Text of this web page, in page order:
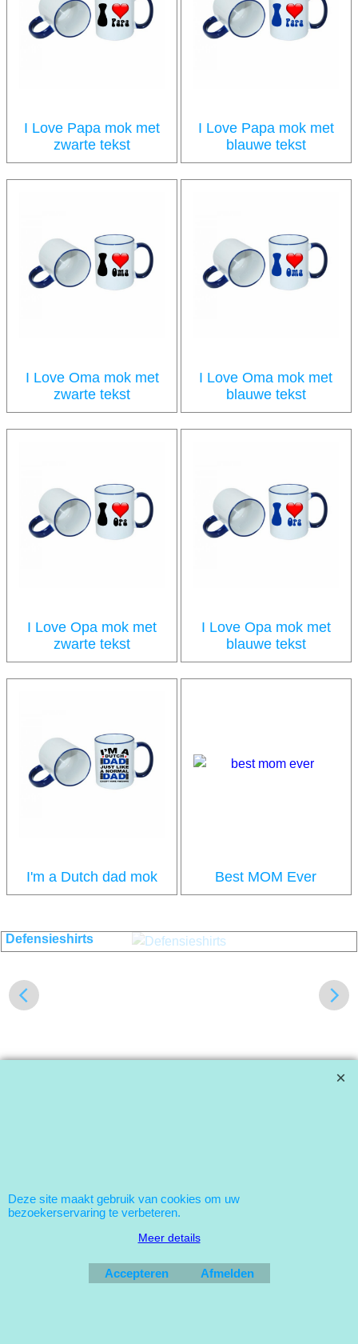
I Love Papa mok met
zwarte tekst
6.25 incl BTW
I Love Papa mok met
blauwe tekst
6.25 incl BTW
I Love Oma mok met
zwarte tekst
6.25 incl BTW
I Love Oma mok met
blauwe tekst
6.25 incl BTW
I Love Opa mok met
zwarte tekst
6.25 incl BTW
I Love Opa mok met
blauwe tekst
6.25 incl BTW
I'm a Dutch dad mok
6.25 incl BTW
Best MOM Ever
6.25 incl BTW
Defensieshirts
Shirts van diverse Defensieonderdelen
Deze site maakt gebruik van cookies om uw
bezoekerservaring te verbeteren.
Meer details
Accepteren Afmelden